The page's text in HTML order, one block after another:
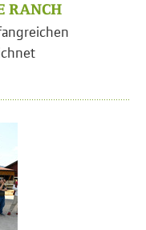
RANCH